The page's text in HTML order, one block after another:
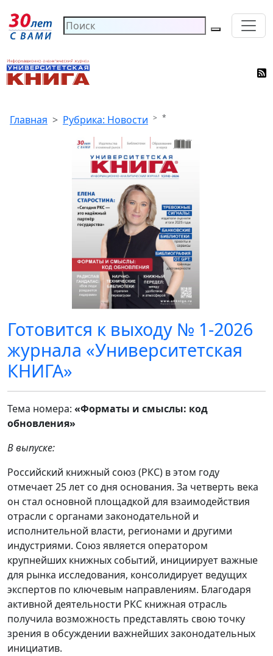
Главная Рубрика: Новости *
Готовится к выходу № 1-2026
журнала «Университетская
КНИГА»
Тема номера: «Форматы и смыслы: код
обновления»
В выпуске:
Российский книжный союз (РКС) в этом году
отмечает 25 лет со дня основания. За четверть века
он стал основной площадкой для взаимодействия
отрасли с органами законодательной и
исполнительной власти, регионами и другими
индустриями. Союз является оператором
крупнейших книжных событий, инициирует важные
для рынка исследования, консолидирует ведущих
экспертов по ключевым направлениям. Благодаря
активной деятельности РКС книжная отрасль
получила возможность представлять свою точку
зрения в обсуждении важнейших законодательных
инициатив.